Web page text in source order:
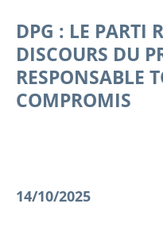
DPG : LE PARTI
DISCOURS DU
RESPONSABLE
COMPROMIS
14/10/2025